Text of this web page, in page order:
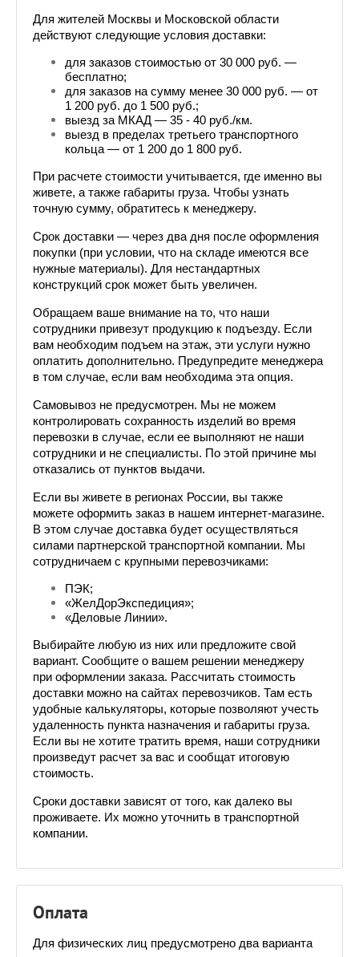
Для жителей Москвы и Московской области
действуют следующие условия доставки:
для заказов стоимостью от 30 000 руб. —
бесплатно;
для заказов на сумму менее 30 000 руб. — от
1 200 руб. до 1 500 руб.;
выезд за МКАД — 35 - 40 руб./км.
выезд в пределах третьего транспортного
кольца — от 1 200 до 1 800 руб.
При расчете стоимости учитывается, где именно вы
живете, а также габариты груза. Чтобы узнать
точную сумму, обратитесь к менеджеру.
Срок доставки — через два дня после оформления
покупки (при условии, что на складе имеются все
нужные материалы). Для нестандартных
конструкций срок может быть увеличен.
Обращаем ваше внимание на то, что наши
сотрудники привезут продукцию к подъезду. Если
вам необходим подъем на этаж, эти услуги нужно
оплатить дополнительно. Предупредите менеджера
в том случае, если вам необходима эта опция.
Самовывоз не предусмотрен. Мы не можем
контролировать сохранность изделий во время
перевозки в случае, если ее выполняют не наши
сотрудники и не специалисты. По этой причине мы
отказались от пунктов выдачи.
Если вы живете в регионах России, вы также
можете оформить заказ в нашем интернет-магазине.
В этом случае доставка будет осуществляться
силами партнерской транспортной компании. Мы
сотрудничаем с крупными перевозчиками:
ПЭК;
«ЖелДорЭкспедиция»;
«Деловые Линии».
Выбирайте любую из них или предложите свой
вариант. Сообщите о вашем решении менеджеру
при оформлении заказа. Рассчитать стоимость
доставки можно на сайтах перевозчиков. Там есть
удобные калькуляторы, которые позволяют учесть
удаленность пункта назначения и габариты груза.
Если вы не хотите тратить время, наши сотрудники
произведут расчет за вас и сообщат итоговую
стоимость.
Сроки доставки зависят от того, как далеко вы
проживаете. Их можно уточнить в транспортной
компании.
Оплата
Для физических лиц предусмотрено два варианта